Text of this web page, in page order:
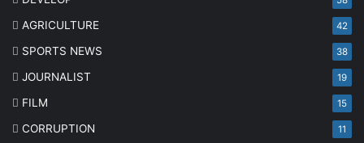
AGRICULTURE 42
SPORTS NEWS 38
JOURNALIST 19
FILM 15
CORRUPTION 11